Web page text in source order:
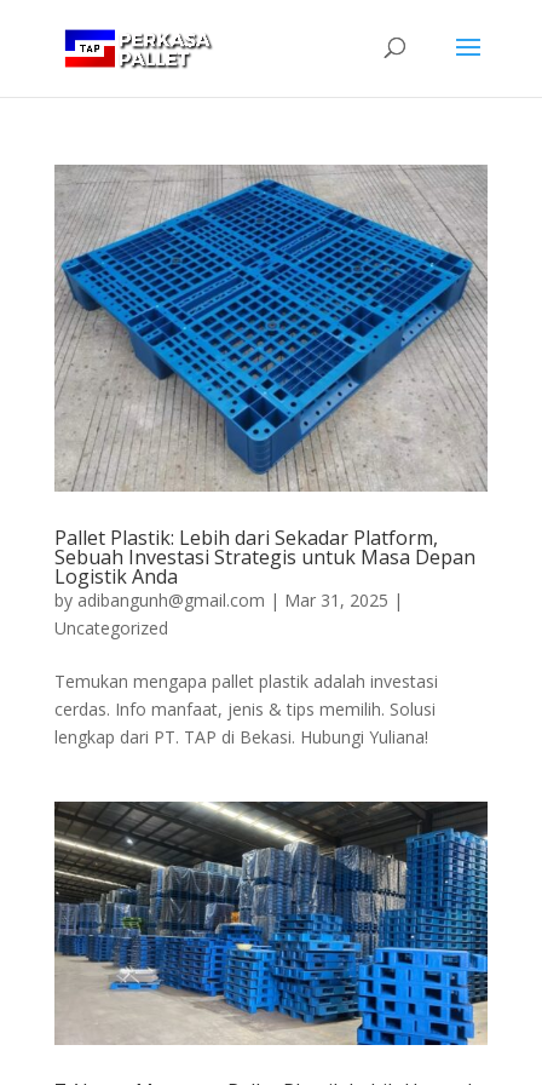
Pallet Plastik: Lebih dari Sekadar Platform,
Sebuah Investasi Strategis untuk Masa Depan
Logistik Anda
by adibangunh@gmail.com | Mar 31, 2025 |
Uncategorized
Temukan mengapa pallet plastik adalah investasi
cerdas. Info manfaat, jenis & tips memilih. Solusi
lengkap dari PT. TAP di Bekasi. Hubungi Yuliana!